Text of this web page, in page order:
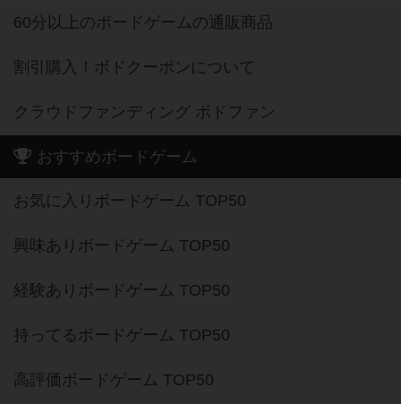
60分以上のボードゲームの通販商品
割引購入！ボドクーポンについて
クラウドファンディング ボドファン
おすすめボードゲーム
お気に入りボードゲーム TOP50
興味ありボードゲーム TOP50
経験ありボードゲーム TOP50
持ってるボードゲーム TOP50
高評価ボードゲーム TOP50